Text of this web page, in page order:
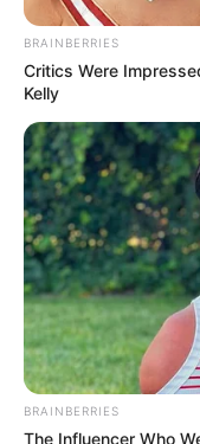
BRAINBERRIES
Critics Were
Kelly
BRAINBERRIES
The Influencer Who